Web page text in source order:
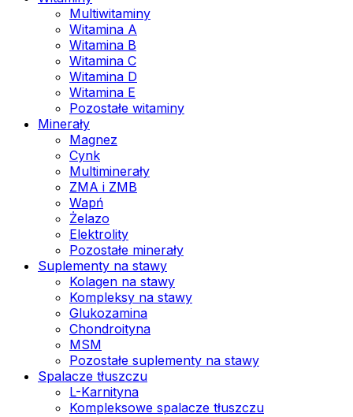
Multiwitaminy
Witamina A
Witamina B
Witamina C
Witamina D
Witamina E
Pozostałe witaminy
Minerały
Magnez
Cynk
Multiminerały
ZMA i ZMB
Wapń
Żelazo
Elektrolity
Pozostałe minerały
Suplementy na stawy
Kolagen na stawy
Kompleksy na stawy
Glukozamina
Chondroityna
MSM
Pozostałe suplementy na stawy
Spalacze tłuszczu
L-Karnityna
Kompleksowe spalacze tłuszczu